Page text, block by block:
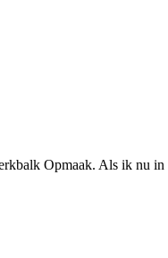
Opmaak. Als ik nu